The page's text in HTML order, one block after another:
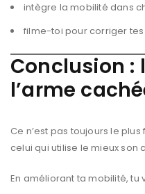
intègre la mobilité dans
filme-toi pour corriger
Conclusion :
l’arme
Ce n’est pas toujours le
celui qui utilise le mieux son
En améliorant ta mobilité, tu